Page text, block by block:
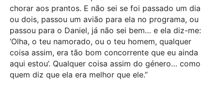
chorar aos prantos. E não sei se foi passado um dia
ou dois, passou um avião para ela no programa, ou
passou para o Daniel, já não sei bem… e ela diz-me:
‘Olha, o teu namorado, ou o teu homem, qualquer
coisa assim, era tão bom concorrente que eu ainda
aqui estou’. Qualquer coisa assim do género… como
quem diz que ela era melhor que ele.”